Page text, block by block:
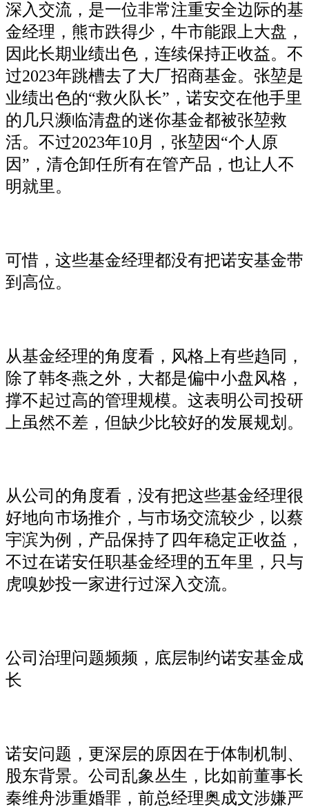
深入交流，是一位非常注重安全边际的基
金经理，熊市跌得少，牛市能跟上大盘，
因此长期业绩出色，连续保持正收益。不
过2023年跳槽去了大厂招商基金。张堃是
业绩出色的“救火队长”，诺安交在他手里
的几只濒临清盘的迷你基金都被张堃救
活。不过2023年10月，张堃因“个人原
因”，清仓卸任所有在管产品，也让人不
明就里。
可惜，这些基金经理都没有把诺安基金带
到高位。
从基金经理的角度看，风格上有些趋同，
除了韩冬燕之外，大都是偏中小盘风格，
撑不起过高的管理规模。这表明公司投研
上虽然不差，但缺少比较好的发展规划。
从公司的角度看，没有把这些基金经理很
好地向市场推介，与市场交流较少，以蔡
宇滨为例，产品保持了四年稳定正收益，
不过在诺安任职基金经理的五年里，只与
虎嗅妙投一家进行过深入交流。
公司治理问题频频，底层制约诺安基金成
长
诺安问题，更深层的原因在于体制机制、
股东背景。公司乱象丛生，比如前董事长
秦维舟涉重婚罪，前总经理奥成文涉嫌严